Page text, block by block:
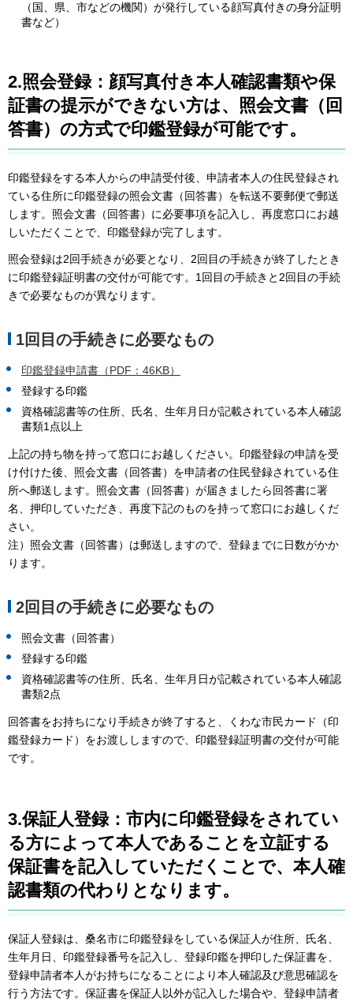
（国、県、市などの機関）が発行している顔写真付きの身分証明
書など）
2.照会登録： 顔写真付き本人確認書類や保
証書の提示ができない方は、照会文書（回
答書）の方式で印鑑登録が可能です。
印鑑登録をする本人からの申請受付後、申請者本人の住民登録され
ている住所に印鑑登録の照会文書（回答書）を転送不要郵便で郵送
します。照会文書（回答書）に必要事項を記入し、再度窓口にお越
しいただくことで、印鑑登録が完了します。
照会登録は2回手続きが必要となり、2回目の手続きが終了したとき
に印鑑登録証明書の交付が可能です。1回目の手続きと2回目の手続
きで必要なものが異なります。
1回目の手続きに必要なもの
印鑑登録申請書（PDF：46KB）
登録する印鑑
資格確認書等の住所、氏名、生年月日が記載されている本人確認
書類1点以上
上記の持ち物を持って窓口にお越しください。印鑑登録の申請を受
け付けた後、照会文書（回答書）を申請者の住民登録されている住
所へ郵送します。照会文書（回答書）が届きましたら回答書に署
名、押印していただき、再度下記のものを持って窓口にお越しくだ
さい。
注）照会文書（回答書）は郵送しますので、登録までに日数がかか
ります。
2回目の手続きに必要なもの
照会文書（回答書）
登録する印鑑
資格確認書等の住所、氏名、生年月日が記載されている本人確認
書類2点
回答書をお持ちになり手続きが終了すると、くわな市民カード（印
鑑登録カード）をお渡ししますので、印鑑登録証明書の交付が可能
です。
3.保証人登録：市内に印鑑登録をされてい
る方によって本人であることを立証する
保証書を記入していただくことで、本人確
認書類の代わりとなります。
保証人登録は、桑名市に印鑑登録をしている保証人が住所、氏名、
生年月日、印鑑登録番号を記入し、登録印鑑を押印した保証書を、
登録申請者本人がお持ちになることにより本人確認及び意思確認を
行う方法です。保証書を保証人以外が記入した場合や、登録申請者